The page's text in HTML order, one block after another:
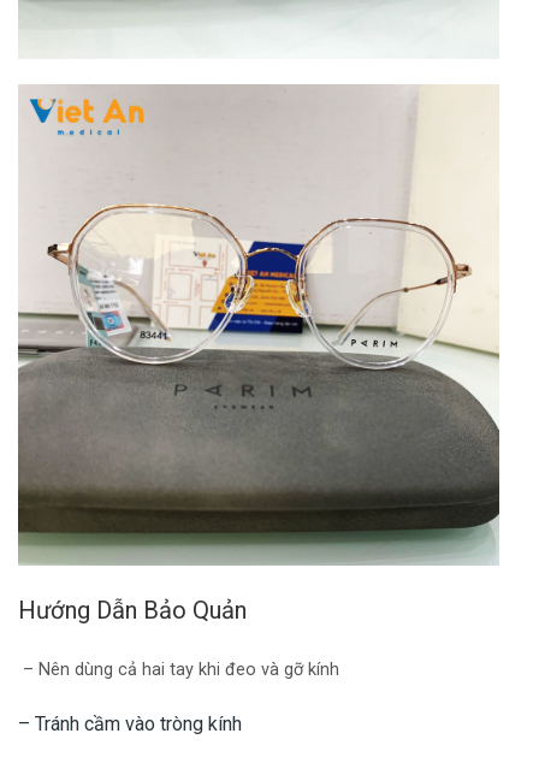
Hướng Dẫn Bảo Quản
– Nên dùng cả hai tay khi đeo và gỡ kính
– Tránh cầm vào tròng kính